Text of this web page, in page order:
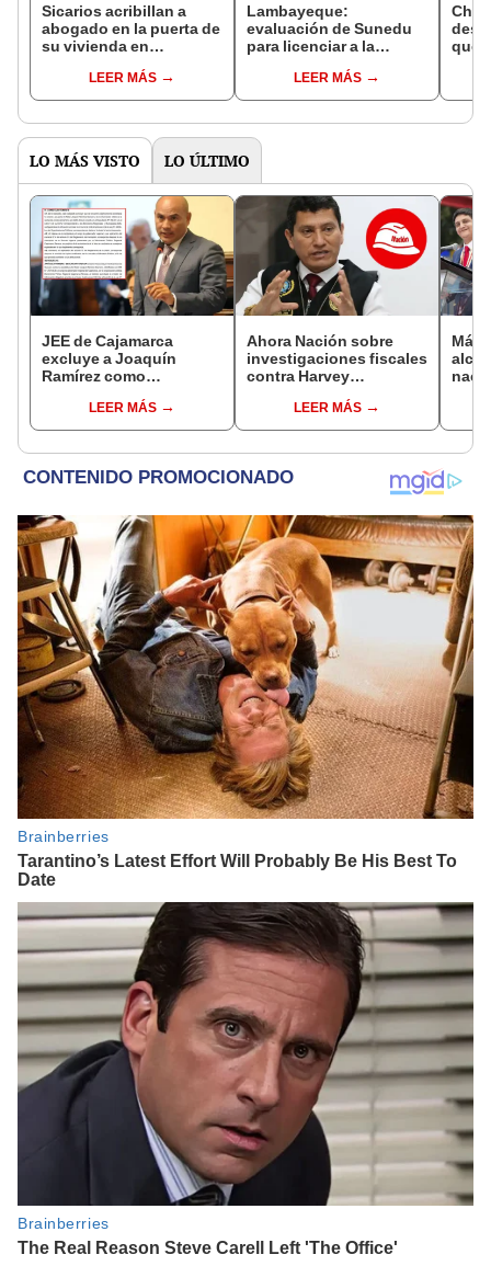
Sicarios acribillan a
abogado en la puerta de
su vivienda en
LEER MÁS
Lambayeque:
evaluación de Sunedu
para licenciar a la
programas académicos
LEER MÁS
LO MÁS VISTO LO ÚLTIMO
JEE de Cajamarca
excluye a Joaquín
Ramírez como
regional por ocultar
sentencia
LEER MÁS
Ahora Nación sobre
investigaciones fiscales
contra Harvey
Público no puede ser
utilizado políticamente"
LEER MÁS
Más